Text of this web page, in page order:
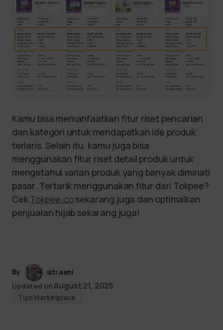
Kamu bisa memanfaatkan fitur riset pencarian
dan kategori untuk mendapatkan ide produk
terlaris. Selain itu, kamu juga bisa
menggunakan fitur riset detail produk untuk
mengetahui varian produk yang banyak diminati
pasar. Tertarik menggunakan fitur dari Tokpee?
CekTokpee.cosekarang juga dan optimalkan
penjualan hijab sekarang juga!
By
siti aeni
Updated onAugust 21, 2025
Tips Marketplace